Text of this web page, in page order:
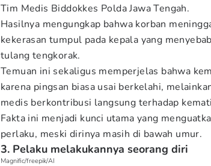
Tim Medis Biddokkes Polda Jawa Tengah.
Hasilnya mengungkap bahwa korban
kekerasan tumpul pada kepala yang
tulang tengkorak.
Temuan ini sekaligus memperjelas bahwa
karena pingsan biasa usai berkelahi,
medis berkontribusi langsung terhadap
Fakta ini menjadi kunci utama yang
perlaku, meski dirinya masih di bawah umur.
3. Pelaku melakukannya seorang diri
Magnific/freepik/AI